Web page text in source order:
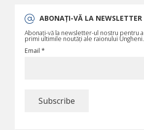
ABONAȚI-VĂ LA NEWSLETTER
Abonați-vă la newsletter-ul nostru pentru a
primi ultimile noutăți ale raionului Ungheni.
Email *